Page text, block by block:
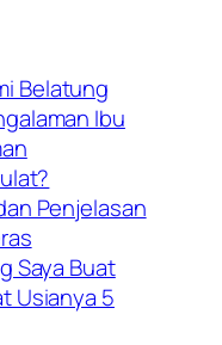
Belatung
Ibu
Penjelasan
Saya Buat
Usianya 5